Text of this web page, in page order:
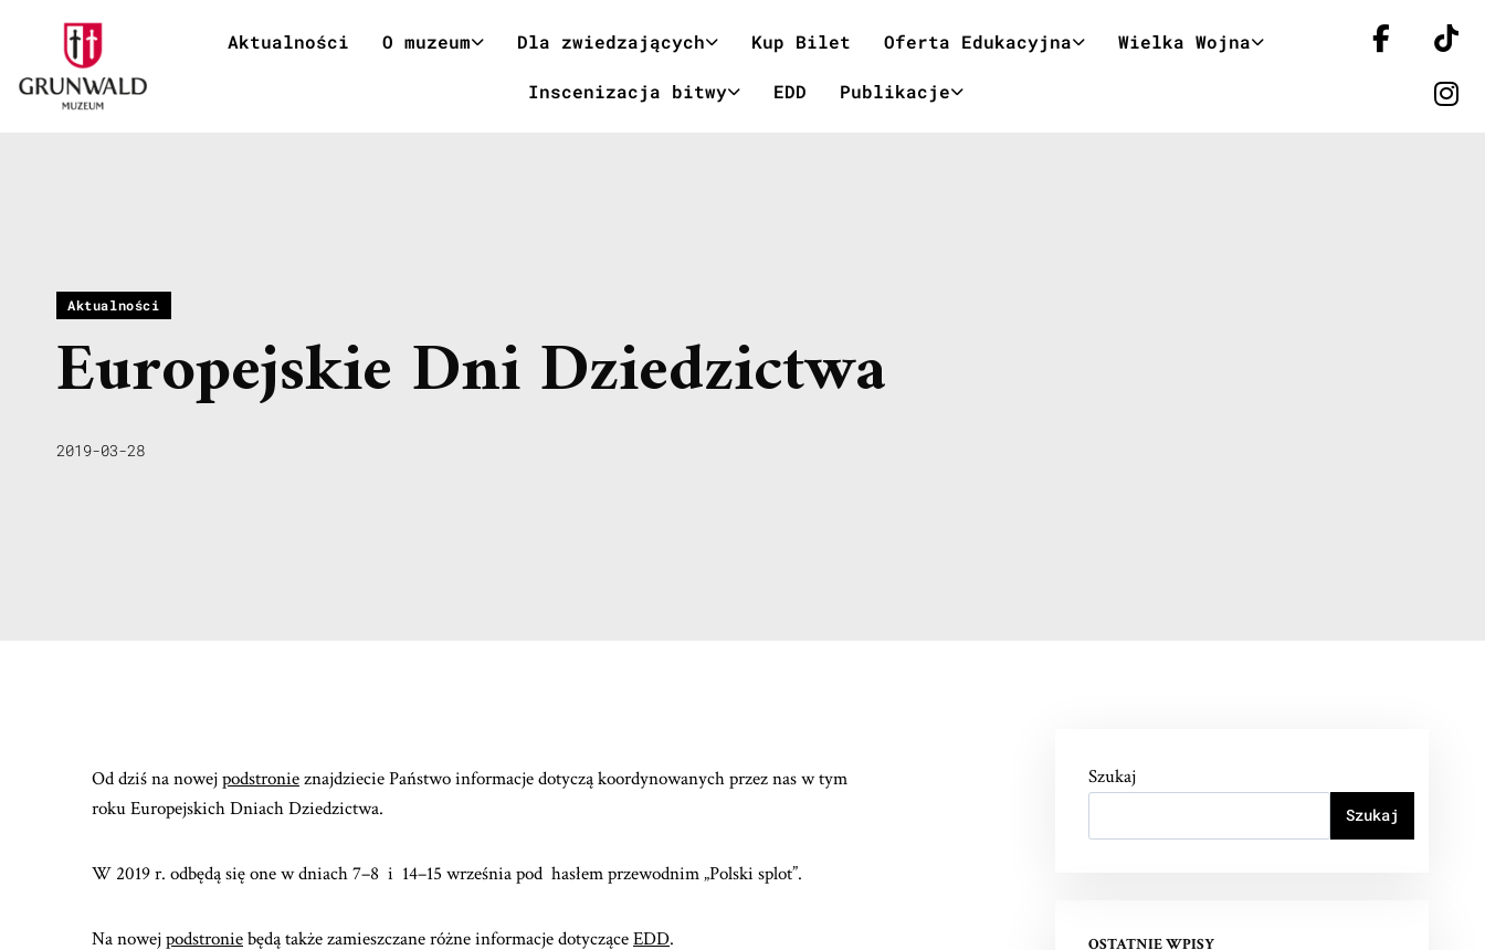
Aktualności O muzeum Dla zwiedzających Kup Bilet Oferta Edukacyjna Wielka Wojna
Inscenizacja bitwy EDD Publikacje
Aktualności
Europejskie Dni Dziedzictwa
2019-03-28
Od dziś na nowejpodstronieznajdziecie Państwo informacje dotyczą koordynowanych przez nas w tym
roku Europejskich Dniach Dziedzictwa.
W 2019 r. odbędą się one w dniach 7–8 i 14–15 września pod hasłem przewodnim „Polski splot”.
Na nowejpodstroniebędą także zamieszczane różne informacje dotycząceEDD.
Szukaj
Szukaj
OSTATNIE WPISY